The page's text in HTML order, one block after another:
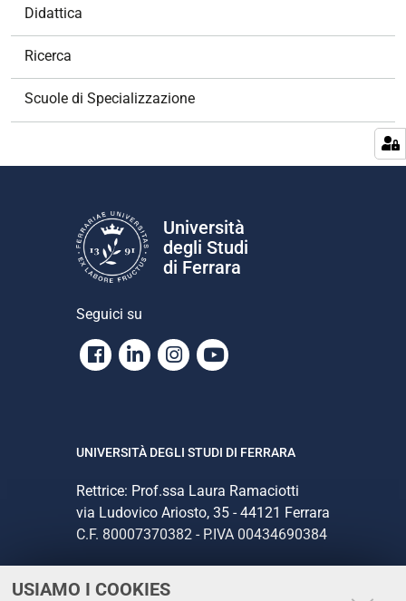
USIAMO I COOKIES
Didattica
Ricerca
Scuole di Specializzazione
Università
degli Studi
di Ferrara
Seguici su
Facebook
LinkedinInstagram
Youtube
UNIVERSITÀ DEGLI STUDI DI FERRARA
Rettrice: Prof.ssa Laura Ramaciotti
via Ludovico Ariosto, 35 - 44121 Ferrara
C.F. 80007370382 - P.IVA 00434690384
CONTATTI